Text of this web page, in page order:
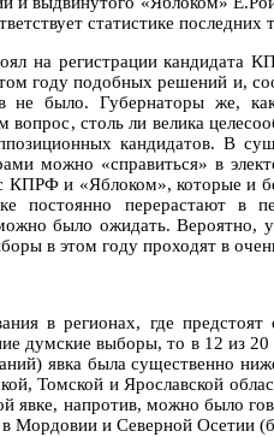
статистике последних
на регистрации кандидата
году подобных решений и,
не было. Губернаторы же,
столь ли велика
кандидатов. В
можно «справиться» в
и «Яблоком», которые и
постоянно перерастают в
было ожидать. Вероятно,
в этом году проходят в
в регионах, где предстоят
думские выборы, то в 12 из
явка была существенно
Томской и Ярославской
явке, напротив, можно было
Мордовии и Северной Осетии